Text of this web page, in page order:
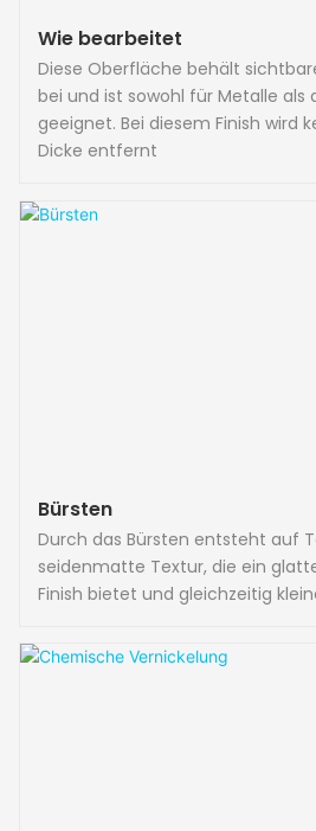
Wie bearbeitet
Diese Oberfläche behält
bei und ist sowohl für Metalle
geeignet. Bei diesem Finish wird
Dicke entfernt
Bürsten
Durch das Bürsten entsteht auf
seidenmatte Textur, die ein
Finish bietet und gleichzeitig